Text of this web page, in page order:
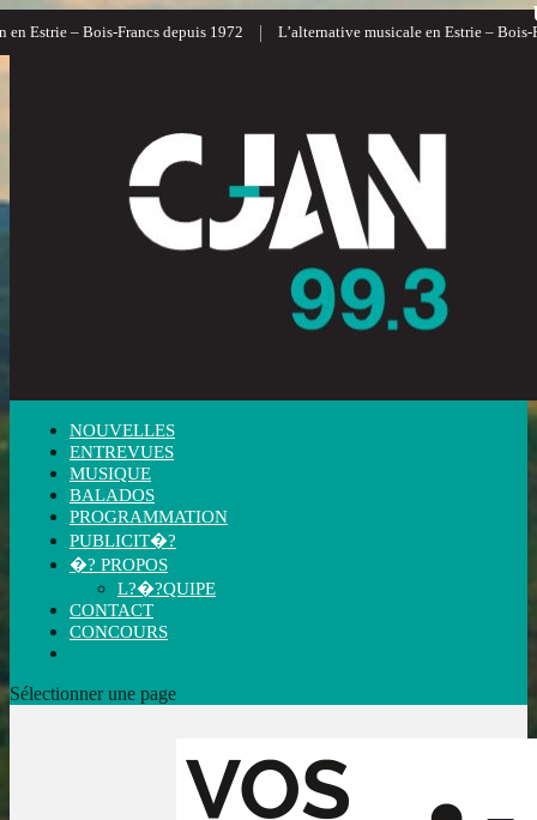
– Bois-Francs depuis 1972 | L’alternative musicale en Estrie – Bois-
NOUVELLES
ENTREVUES
MUSIQUE
BALADOS
PROGRAMMATION
PUBLICIT�?
�? PROPOS
L?�?QUIPE
CONTACT
CONCOURS
Sélectionner une page